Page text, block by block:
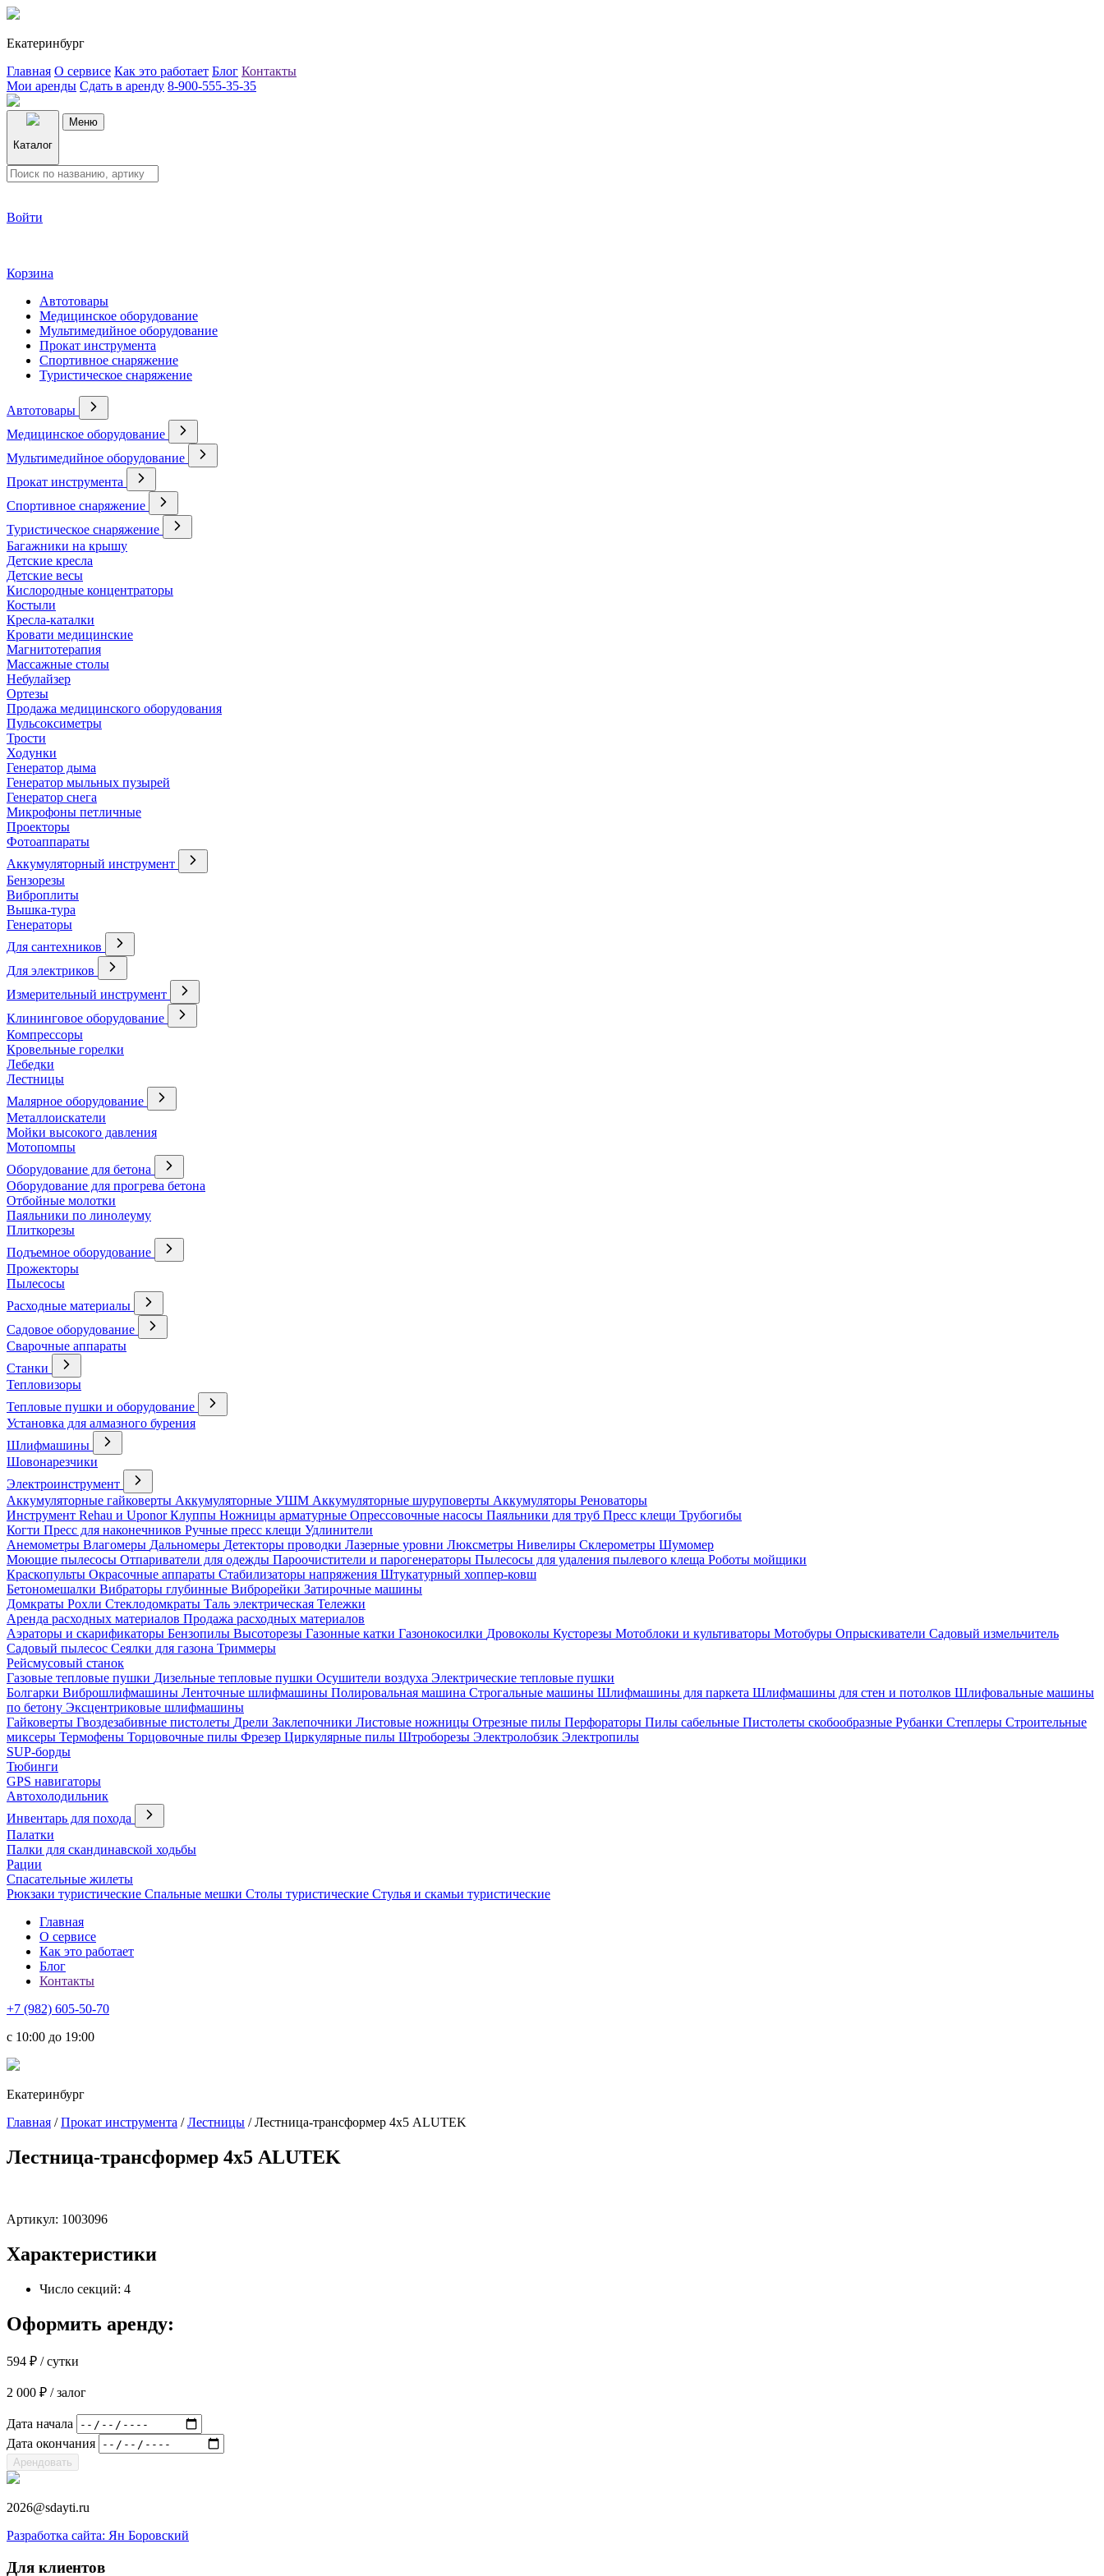
Екатеринбург
Главная О сервисе Как это работает Блог Контакты
Мои аренды Сдать в аренду 8-900-555-35-35
Каталог
Меню
Войти
Корзина
Автотовары
Медицинское оборудование
Мультимедийное оборудование
Прокат инструмента
Спортивное снаряжение
Туристическое снаряжение
Автотовары
Медицинское оборудование
Мультимедийное оборудование
Прокат инструмента
Спортивное снаряжение
Туристическое снаряжение
Багажники на крышу
Детские кресла
Детские весы
Кислородные концентраторы
Костыли
Кресла-каталки
Кровати медицинские
Магнитотерапия
Массажные столы
Небулайзер
Ортезы
Продажа медицинского оборудования
Пульсоксиметры
Трости
Ходунки
Генератор дыма
Генератор мыльных пузырей
Генератор снега
Микрофоны петличные
Проекторы
Фотоаппараты
Аккумуляторный инструмент
Бензорезы
Виброплиты
Вышка-тура
Генераторы
Для сантехников
Для электриков
Измерительный инструмент
Клининговое оборудование
Компрессоры
Кровельные горелки
Лебедки
Лестницы
Малярное оборудование
Металлоискатели
Мойки высокого давления
Мотопомпы
Оборудование для бетона
Оборудование для прогрева бетона
Отбойные молотки
Паяльники по линолеуму
Плиткорезы
Подъемное оборудование
Прожекторы
Пылесосы
Расходные материалы
Садовое оборудование
Сварочные аппараты
Станки
Тепловизоры
Тепловые пушки и оборудование
Установка для алмазного бурения
Шлифмашины
Шовонарезчики
Электроинструмент
Аккумуляторные гайковерты Аккумуляторные УШМ Аккумуляторные шуруповерты Аккумуляторы Реноваторы
Инструмент Rehau и UponorКлуппы Ножницы арматурные Опрессовочные насосы Паяльники для труб Пресс клещи Трубогибы
Когти Пресс для наконечников Ручные пресс клещи Удлинители
Анемометры Влагомеры Дальномеры Детекторы проводки Лазерные уровни Люксметры Нивелиры Склерометры Шумомер
Моющие пылесосы Отпариватели для одежды Пароочистители и парогенераторы Пылесосы для удаления пылевого клеща Роботы мойщики
Краскопульты Окрасочные аппараты Стабилизаторы напряжения Штукатурный хоппер-ковш
Бетономешалки Вибраторы глубинные Виброрейки Затирочные машины
Домкраты Рохли Стеклодомкраты Таль электрическая Тележки
Аренда расходных материалов Продажа расходных материалов
Аэраторы и скарификаторы Бензопилы Высоторезы Газонные катки Газонокосилки Дровоколы Кусторезы Мотоблоки и культиваторы Мотобуры Опрыскиватели Садовый измельчитель
Садовый пылесос Сеялки для газона Триммеры
Рейсмусовый станок
Газовые тепловые пушки Дизельные тепловые пушки Осушители воздуха Электрические тепловые пушки
Болгарки Виброшлифмашины Ленточные шлифмашины Полировальная машина Строгальные машины Шлифмашины для паркета Шлифмашины для стен и потолков Шлифовальные машины
по бетону Эксцентриковые шлифмашины
Гайковерты Гвоздезабивные пистолеты Дрели Заклепочники Листовые ножницы Отрезные пилы Перфораторы Пилы сабельные Пистолеты скобообразные Рубанки Степлеры Строительные
миксеры Термофены Торцовочные пилы Фрезер Циркулярные пилы Штроборезы Электролобзик Электропилы
SUP-борды
Тюбинги
GPS навигаторы
Автохолодильник
Инвентарь для похода
Палатки
Палки для скандинавской ходьбы
Рации
Спасательные жилеты
Рюкзаки туристические Спальные мешки Столы туристические Стулья и скамьи туристические
Главная
О сервисе
Как это работает
Блог
Контакты
+7 (982) 605-50-70
c 10:00 до 19:00
Екатеринбург
Главная /Прокат инструмента /Лестницы / Лестница-трансформер 4х5 ALUTEK
Лестница-трансформер 4х5 ALUTEK
Артикул: 1003096
Характеристики
Число секций: 4
Оформить аренду:
594 ₽ / сутки
2 000 ₽ / залог
Дата начала
Дата окончания
Арендовать
2026@sdayti.ru
Разработка сайта: Ян Боровский
Для клиентов